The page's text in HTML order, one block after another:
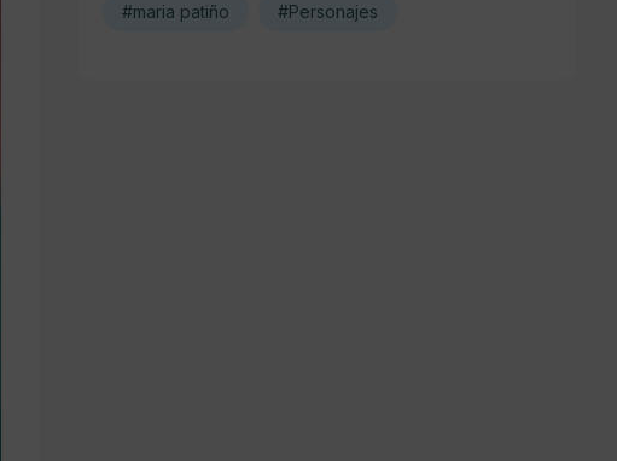
#maria patiño #Personajes